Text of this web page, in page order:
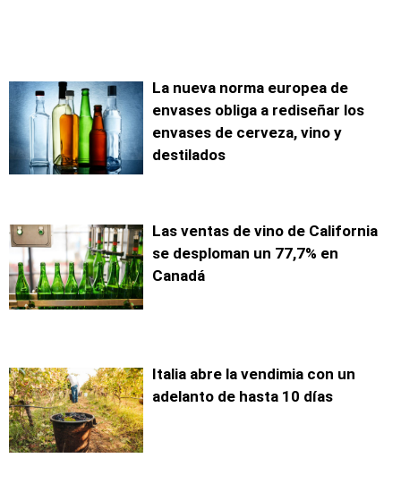
La nueva norma europea de
envases obliga a rediseñar los
envases de cerveza, vino y
destilados
Las ventas de vino de California
se desploman un 77,7% en
Canadá
Italia abre la vendimia con un
adelanto de hasta 10 días